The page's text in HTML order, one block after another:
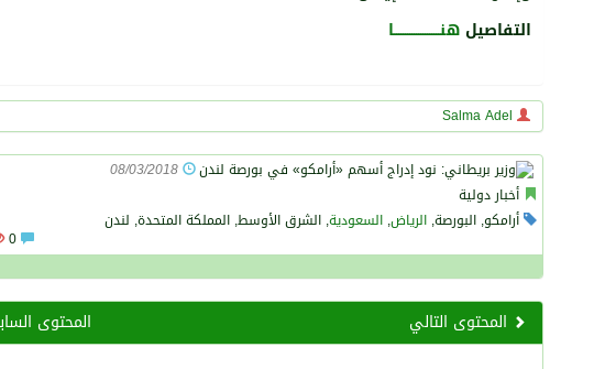
التفاصيل هنـــــــــــــــــــــا
Salma Adel
08/03/2018
أخبار دولية
أرامكو, البورصة, الرياض, السعودية, الشرق الأوسط, المملكة المتحدة, لندن
المحتوى
المحتوى التالي